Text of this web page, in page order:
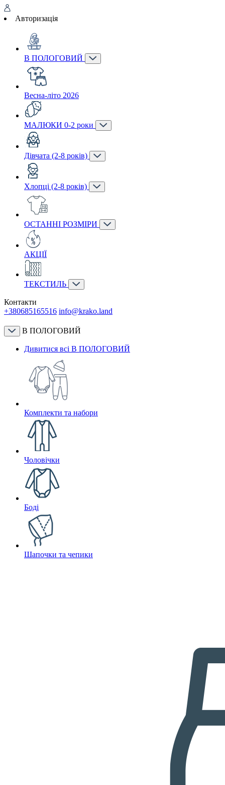
Авторизація
В ПОЛОГОВИЙ
Весна-літо 2026
МАЛЮКИ 0-2 роки
Дівчата (2-8 років)
Хлопці (2-8 років)
ОСТАННІ РОЗМІРИ
АКЦІЇ
ТЕКСТИЛЬ
Контакти
+380685165516 info@krako.land
В ПОЛОГОВИЙ
Дивитися всі В ПОЛОГОВИЙ
Комплекти та набори
Чоловічки
Боді
Шапочки та чепики